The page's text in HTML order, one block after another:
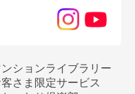
ンションライブラリー
さま限定サービス